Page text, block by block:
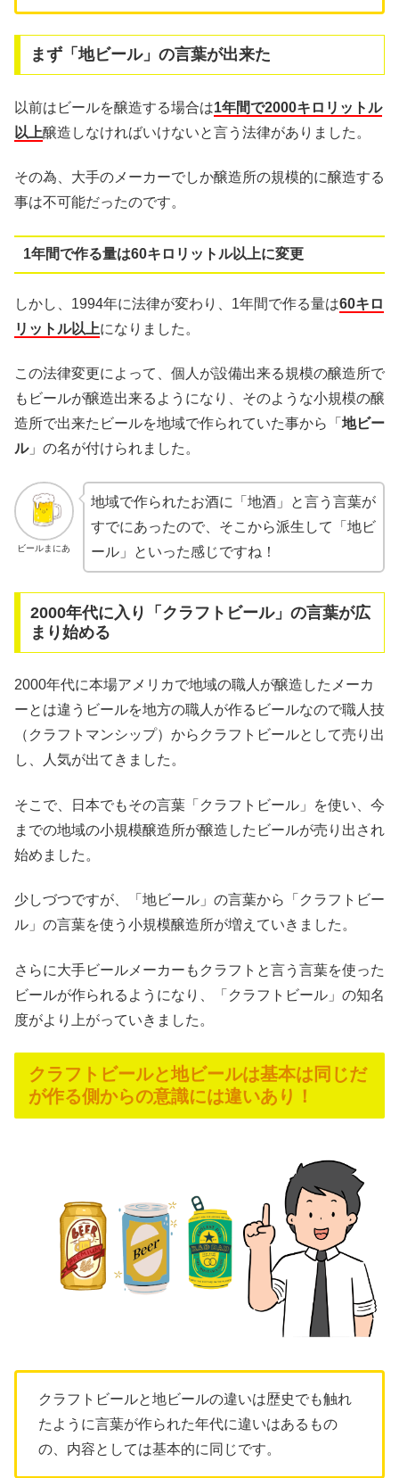
まず「地ビール」の言葉が出来た
以前はビールを醸造する場合は1年間で2000キロリットル
以上醸造しなければいけないと言う法律がありました。
その為、大手のメーカーでしか醸造所の規模的に醸造する
事は不可能だったのです。
1年間で作る量は60キロリットル以上に変更
しかし、1994年に法律が変わり、1年間で作る量は60キロ
リットル以上になりました。
この法律変更によって、個人が設備出来る規模の醸造所で
もビールが醸造出来るようになり、そのような小規模の醸
造所で出来たビールを地域で作られていた事から「 地ビー
ル」の名が付けられました。
ビールまにあ
地域で作られたお酒に「地酒」と言う言葉が
すでにあったので、そこから派生して「地ビ
ール」といった感じですね！
2000年代に入り「クラフトビール」の言葉が広
まり始める
2000年代に本場アメリカで地域の職人が醸造したメーカ
ーとは違うビールを地方の職人が作るビールなので職人技
（クラフトマンシップ）からクラフトビールとして売り出
し、人気が出てきました。
そこで、日本でもその言葉「クラフトビール」を使い、今
までの地域の小規模醸造所が醸造したビールが売り出され
始めました。
少しづつですが、「地ビール」の言葉から「クラフトビー
ル」の言葉を使う小規模醸造所が増えていきました。
さらに大手ビールメーカーもクラフトと言う言葉を使った
ビールが作られるようになり、「クラフトビール」の知名
度がより上がっていきました。
クラフトビールと地ビールは基本は同じだ
が作る側からの意識には違いあり！
クラフトビールと地ビールの違いは歴史でも触れ
たように言葉が作られた年代に違いはあるもの
の、内容としては基本的に同じです。